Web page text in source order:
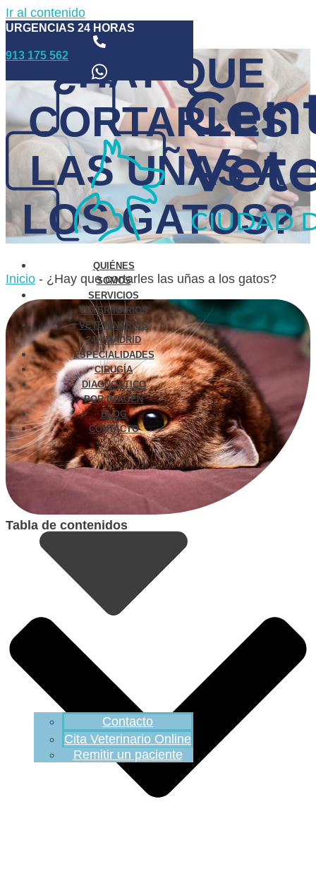
Ir al contenido
URGENCIAS 24 HORAS
913 175 562
QUIÉNES
SOMOS
SERVICIOS
VETERINARIOS
VETERINARIOS
24H MADRID
ESPECIALIDADES
CIRUGÍA
DIAGNÓSTICO
POR IMAGEN
BLOG
CONTACTO
Contacto
Cita Veterinario Online
Remitir un paciente
¿HAY QUE
CORTARLES
LAS UÑAS A
LOS GATOS?
Inicio - ¿Hay que cortarles las uñas a los gatos?
Tabla de contenidos